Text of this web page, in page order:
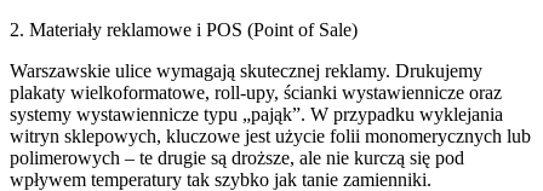
2. Materiały reklamowe i POS (Point of Sale)
Warszawskie ulice wymagają skutecznej reklamy. Drukujemy
plakaty wielkoformatowe, roll-upy, ścianki wystawiennicze oraz
systemy wystawiennicze typu „pająk”. W przypadku wyklejania
witryn sklepowych, kluczowe jest użycie folii monomerycznych lub
polimerowych – te drugie są droższe, ale nie kurczą się pod
wpływem temperatury tak szybko jak tanie zamienniki.